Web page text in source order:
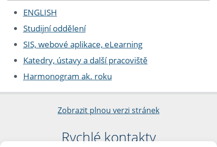
ENGLISH
Studijní oddělení
SIS, webové aplikace, eLearning
Katedry, ústavy a další pracoviště
Harmonogram ak. roku
Zobrazit plnou verzi stránek
Rychlé kontakty